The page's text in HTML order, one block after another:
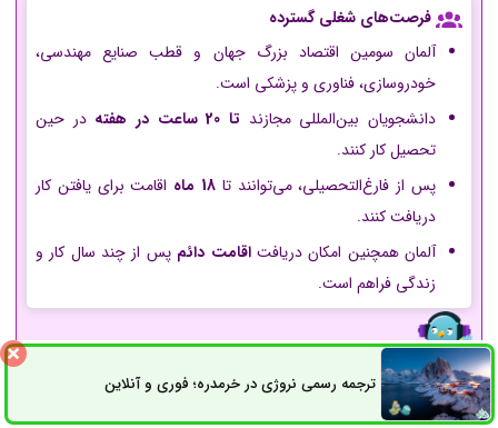
فرصت‌های شغلی گسترده
آلمان سومین اقتصاد بزرگ جهان و قطب صنایع مهندسی،
خودروسازی، فناوری و پزشکی است.
دانشجویان بین‌المللی مجازند تا 20 ساعت در هفته
در حین
تحصیل کار کنند.
پس از فارغ‌التحصیلی، می‌توانند تا 18 ماه
اقامت برای یافتن کار
دریافت کنند.
آلمان همچنین امکان دریافتاقامت دائم پس از چند سال کار و
زندگی فراهم است.
زندگی با کیفیت در کشوری مدرن و امن
ترجمه رسمی نروژی در خرمدره؛ فوری و آنلاینثبت سفارش راه های ارتباطی